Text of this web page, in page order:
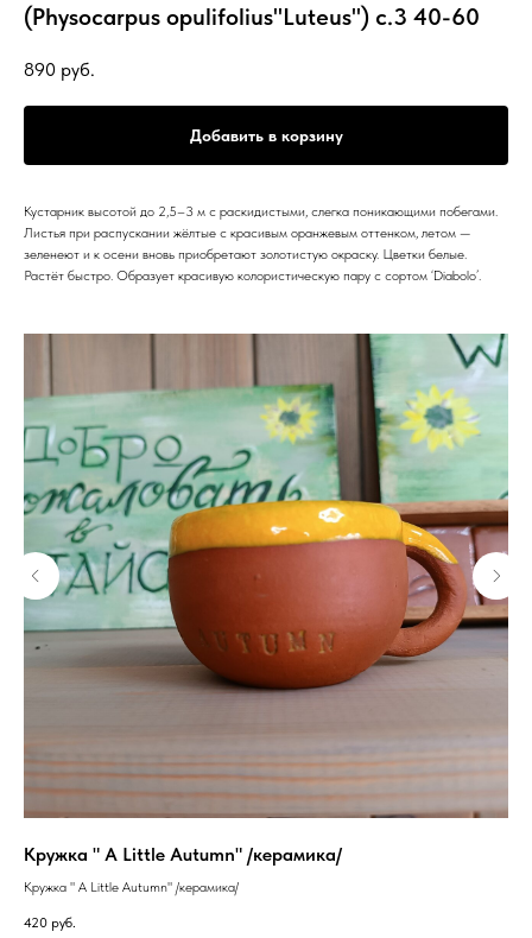
(Physocarpus оpulifolius"Luteus") с.3 40-60
890 руб.
Добавить в корзину
Кустарник высотой до 2,5–3 м с раскидистыми, слегка поникающими побегами.
Листья при распускании жёлтые с красивым оранжевым оттенком, летом —
зеленеют и к осени вновь приобретают золотистую окраску. Цветки белые.
Растёт быстро. Образует красивую колористическую пару с сортом ‘Diabolo’.
Кружка " A Little Autumn" /керамика/
Кружка " A Little Autumn" /керамика/
420 руб.